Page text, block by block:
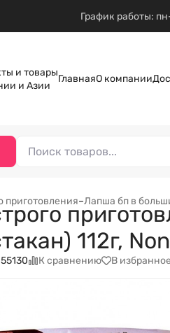
График работы:
и товары
и Азии
ГлавнаяО компании
приготовления–Лапша бп в
112г,
К сравнению В избранное